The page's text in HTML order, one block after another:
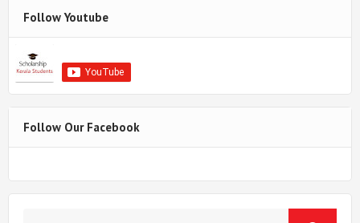
Follow Youtube
Follow Our Facebook